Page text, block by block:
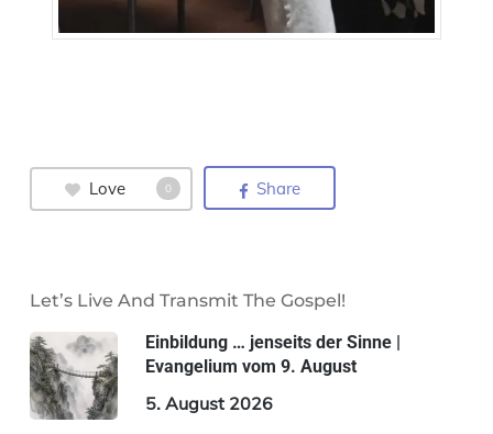
Love 0 Share
Let’s Live And Transmit The Gospel!
Einbildung … jenseits der Sinne |
Evangelium vom 9. August
5. August 2026